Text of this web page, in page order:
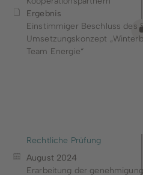
Ergebnis
Einstimmiger Beschluss des
Umsetzungskonzept
Team Energie“
Rechtliche Prüfung
August 2024
Erarbeitung der